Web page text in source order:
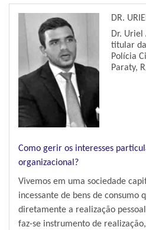
DR.
Dr. Uriel
titular
Polícia
Paraty,
Como gerir os interesses
organizacional?
Vivemos em uma sociedade
incessante de bens de consumo
diretamente a realização
faz-se instrumento de